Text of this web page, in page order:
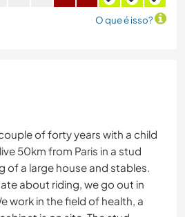
O que é isso?
of forty years with a child
50km from Paris in a stud
of a large house and stables.
about riding, we go out in
work in the field of health, a